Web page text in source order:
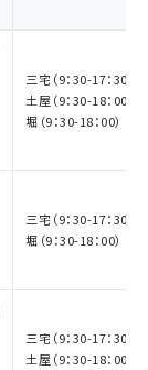
三宅（9：30-17：30）
土屋（9：30-18：00）
堀（9：30-18：00）
三宅（9：30-17：30）
堀（9：30-18：00）
三宅（9：30-17：30）
土屋（9：30-18：00）